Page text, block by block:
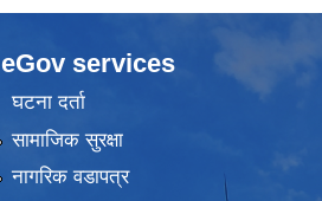
eGov services
घटना दर्ता
सामाजिक सुरक्षा
नागरिक वडापत्र